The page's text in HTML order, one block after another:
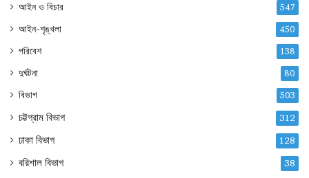
আইন ও বিচার 547
আইন-শৃঙ্খলা 450
পরিবেশ 138
দুর্ঘটনা 80
বিভাগ 503
চট্টগ্রাম বিভাগ 312
ঢাকা বিভাগ 128
বরিশাল বিভাগ 38